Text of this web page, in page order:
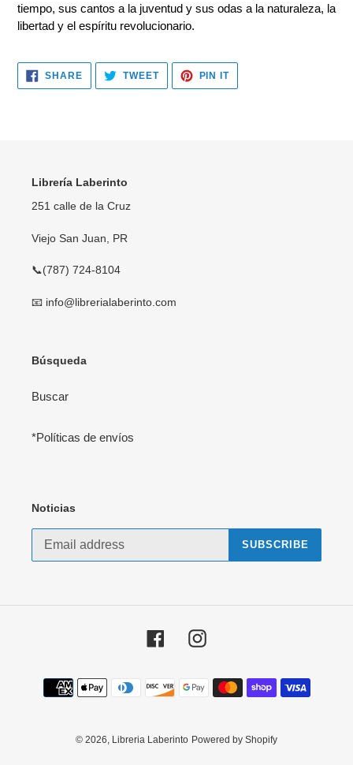
tiempo, sus cantos a la juventud y sus odas a la naturaleza, la
libertad y el espíritu revolucionario.
SHARESHARE
ON
FACEBOOK
TWEETTWEET
TWITTER
PIN ITPIN
PINTEREST
Librería Laberinto
251 calle de la Cruz
Viejo San Juan, PR
📞(787) 724-8104
📧 info@librerialaberinto.com
Búsqueda
Buscar
*Políticas de envíos
Noticias
SUBSCRIBE
FacebookInstagram
Payment
methods
© 2026, Libreria Laberinto Powered by Shopify